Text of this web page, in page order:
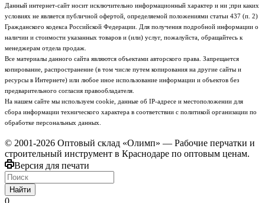
Данный интернет-сайт носит исключительно информационный характер и ни ;при каких
условиях не является публичной офертой, определяемой положениями статьи 437 (п. 2)
Гражданского кодекса Российской Федерации. Для получения подробной информации о
наличии и стоимости указанных товаров и (или) услуг, пожалуйста, обращайтесь к
менеджерам отдела продаж.
Все материалы данного сайта являются объектами авторского права. Запрещается
копирование, распространение (в том числе путем копирования на другие сайты и
ресурсы в Интернете) или любое иное использование информации и объектов без
предварительного согласия правообладателя.
На нашем сайте мы используем cookie, данные об IP-адресе и местоположении для
сбора информации технического характера в соответствии с политикой организации по
обработке персональных данных.
© 2001-2026 Оптовый склад «Олимп» — Рабочие перчатки и
строительный инструмент в Краснодаре по оптовым ценам.
Версия для печати
Найти